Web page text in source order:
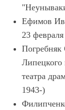
Ефимов
23
Погребняк
Липецкого
театра
1943-)